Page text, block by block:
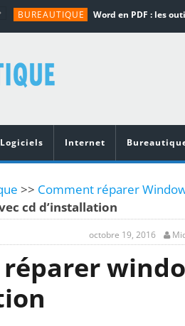
BUREAUTIQUE
TUTORIALS
MATÉRIEL
Logiciels Internet
>> Comment réparer
cd d’installation
octobre 19, 2016